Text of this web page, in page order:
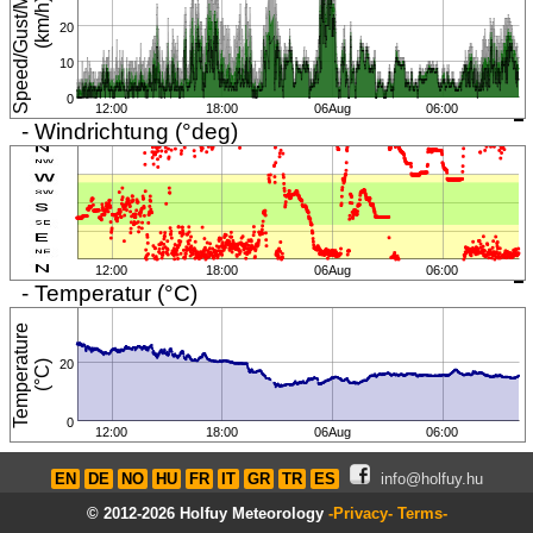
https://www.dgfw.club/fluggebiet.php
Page views in 2026: 12521
)
0
10
20
12:00 18:00 06Aug 06:00
- Windrichtung (°deg)
12:00 18:00 06Aug 06:00
- Temperatur (°C)
T
e
m
p
e
r
a
t
u
r
e
(
°
C)
0
20
12:00 18:00 06Aug 06:00
EN DE NO HU FR IT GR TR ES
info@holfuy.hu
© 2012-2026 Holfuy Meteorology -Privacy- Terms-